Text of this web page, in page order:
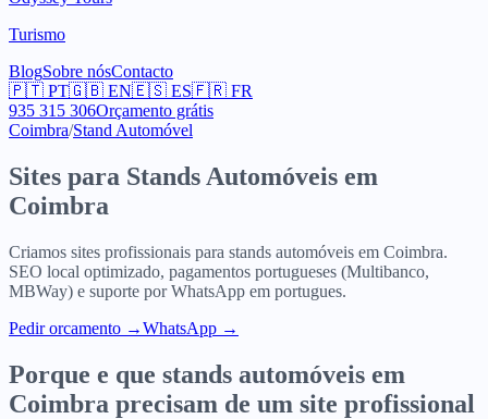
Turismo
BlogSobre nósContacto
🇵🇹 PT🇬🇧 EN🇪🇸 ES🇫🇷 FR
935 315 306Orçamento grátis
Coimbra/Stand Automóvel
Sites para Stands Automóveis em
Coimbra
Criamos sites profissionais para stands automóveis em Coimbra.
SEO local optimizado, pagamentos portugueses (Multibanco,
MBWay) e suporte por WhatsApp em portugues.
Pedir orcamento →WhatsApp →
Porque e que stands automóveis em
Coimbra precisam de um site profissional